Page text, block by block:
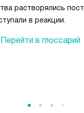
растворялись
в реакции.
Перейти в глоссарий